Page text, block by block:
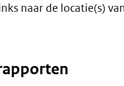
naar de locatie(s)